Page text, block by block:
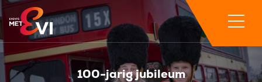
100-jarig jubileum